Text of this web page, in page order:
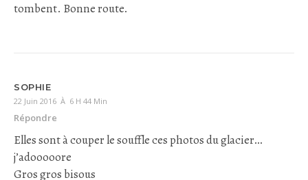
tombent. Bonne route.
SOPHIE
22 Juin 2016 À 6 H 44 Min
Répondre
Elles sont à couper le souffle ces photos du glacier…
j’adooooore
Gros gros bisous